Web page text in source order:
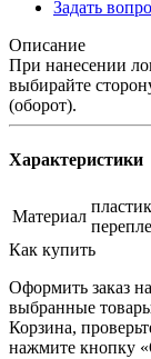
Задать
Описание
При нанесении
выбирайте
(оборот).
Характеристики
Материал
Как купить
Оформить заказ
выбранные
Корзина,
нажмите кнопку